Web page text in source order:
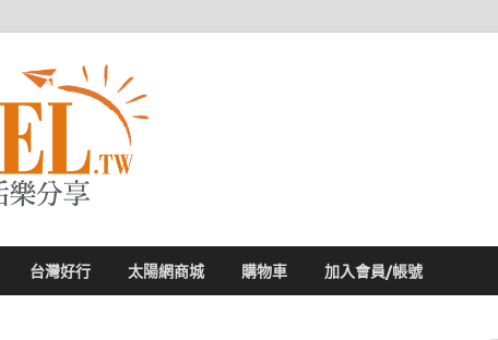
台灣好行 太陽網商城 購物車 加入會員/帳號